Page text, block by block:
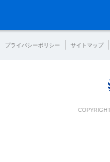
プライバシーポリシー サイトマップ